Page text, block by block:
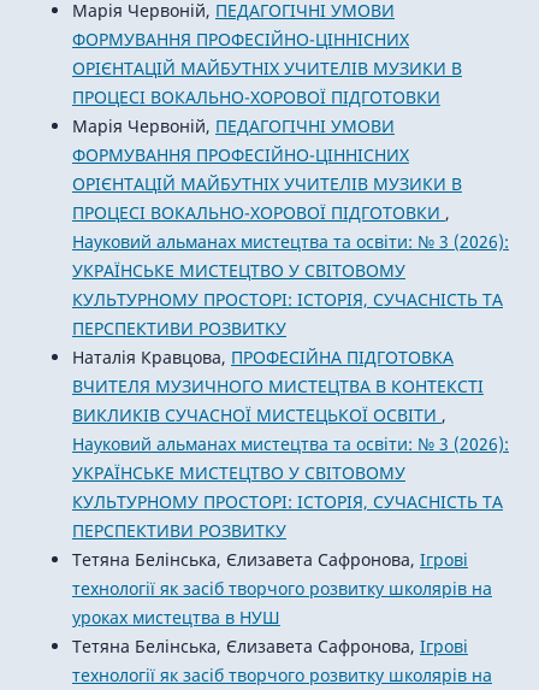
Марія Червоній, ПЕДАГОГІЧНІ УМОВИ
ФОРМУВАННЯ ПРОФЕСІЙНО-ЦІННІСНИХ
ОРІЄНТАЦІЙ МАЙБУТНІХ УЧИТЕЛІВ МУЗИКИ В
ПРОЦЕСІ ВОКАЛЬНО-ХОРОВОЇ ПІДГОТОВКИ
Марія Червоній, ПЕДАГОГІЧНІ УМОВИ
ФОРМУВАННЯ ПРОФЕСІЙНО-ЦІННІСНИХ
ОРІЄНТАЦІЙ МАЙБУТНІХ УЧИТЕЛІВ МУЗИКИ В
ПРОЦЕСІ ВОКАЛЬНО-ХОРОВОЇ ПІДГОТОВКИ ,
Науковий альманах мистецтва та освіти: № 3 (2026):
УКРАЇНСЬКЕ МИСТЕЦТВО У СВІТОВОМУ
КУЛЬТУРНОМУ ПРОСТОРІ: ІСТОРІЯ, СУЧАСНІСТЬ ТА
ПЕРСПЕКТИВИ РОЗВИТКУ
Наталія Кравцова, ПРОФЕСІЙНА ПІДГОТОВКА
ВЧИТЕЛЯ МУЗИЧНОГО МИСТЕЦТВА В КОНТЕКСТІ
ВИКЛИКІВ СУЧАСНОЇ МИСТЕЦЬКОЇ ОСВІТИ ,
Науковий альманах мистецтва та освіти: № 3 (2026):
УКРАЇНСЬКЕ МИСТЕЦТВО У СВІТОВОМУ
КУЛЬТУРНОМУ ПРОСТОРІ: ІСТОРІЯ, СУЧАСНІСТЬ ТА
ПЕРСПЕКТИВИ РОЗВИТКУ
Тетяна Белінська, Єлизавета Сафронова, Ігрові
технології як засіб творчого розвитку школярів на
уроках мистецтва в НУШ
Тетяна Белінська, Єлизавета Сафронова, Ігрові
технології як засіб творчого розвитку школярів на